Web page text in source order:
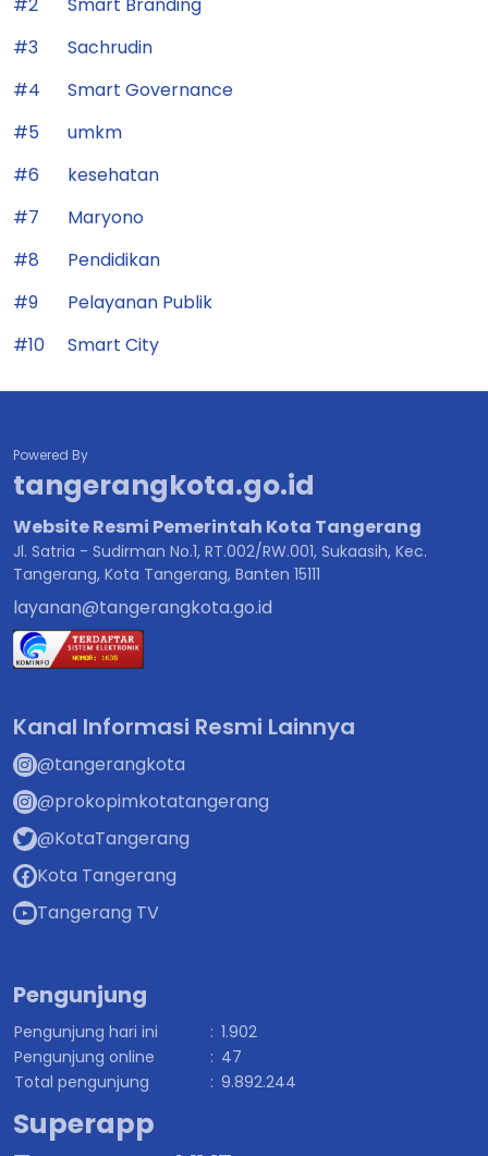
#3
Sachrudin
#4
Smart Governance
#5
umkm
#6
kesehatan
#7
Maryono
#8
Pendidikan
#9
Pelayanan Publik
#10
Smart City
Powered By
tangerangkota.go.id
Website Resmi Pemerintah Kota Tangerang
Jl. Satria - Sudirman No.1, RT.002/RW.001, Sukaasih, Kec.
Tangerang, Kota Tangerang, Banten 15111
layanan@tangerangkota.go.id
Kanal Informasi Resmi Lainnya
@tangerangkota
@prokopimkotatangerang
@KotaTangerang
Kota Tangerang
Tangerang TV
Pengunjung
Pengunjung hari ini : 1.902
Pengunjung online
: 47
Total pengunjung
: 9.892.244
Superapp